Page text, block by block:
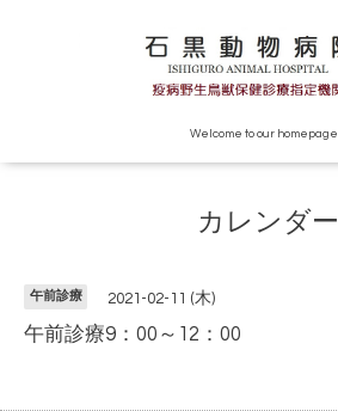
Welcome to our homepage
カレンダー
午前診療 2021-02-11 (木)
午前診療9：00～12：00